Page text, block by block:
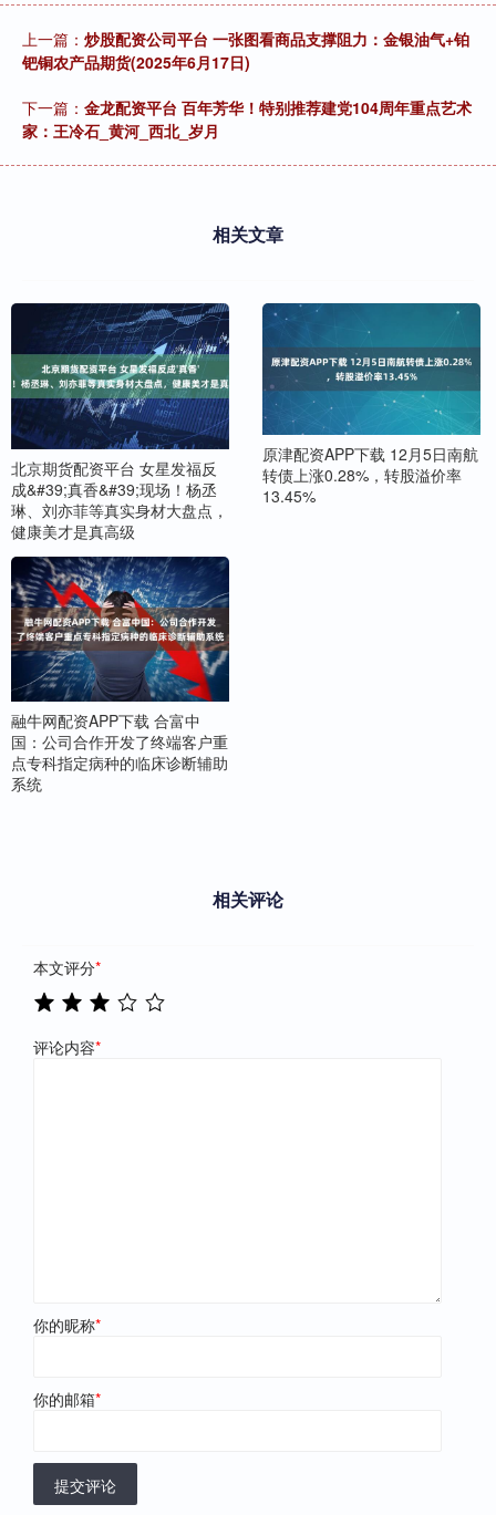
上一篇： 炒股配资公司平台 一张图看商品支撑阻力：金银油气+铂
钯铜农产品期货(2025年6月17日)
下一篇： 金龙配资平台 百年芳华！特别推荐建党104周年重点艺术
家：王冷石_黄河_西北_岁月
相关文章
北京期货配资平台 女星发福反
成&#39;真香&#39;现场！杨丞
琳、刘亦菲等真实身材大盘点，
健康美才是真高级
原津配资APP下载 12月5日南航
转债上涨0.28%，转股溢价率
13.45%
融牛网配资APP下载 合富中
国：公司合作开发了终端客户重
点专科指定病种的临床诊断辅助
系统
相关评论
本文评分*
评论内容*
你的昵称*
你的邮箱*
提交评论